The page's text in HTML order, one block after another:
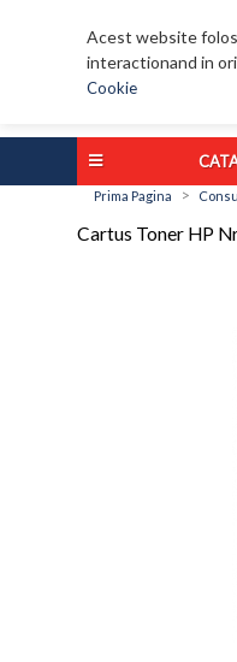
Acest website
interactionand in
Cookie
Prima Pagina >
Cartus Toner HP